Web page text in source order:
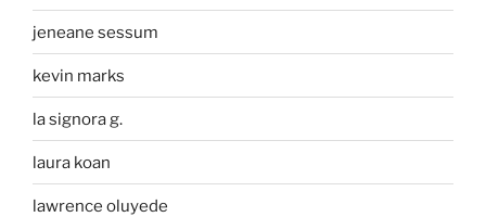
jeneane sessum
kevin marks
la signora g.
laura koan
lawrence oluyede